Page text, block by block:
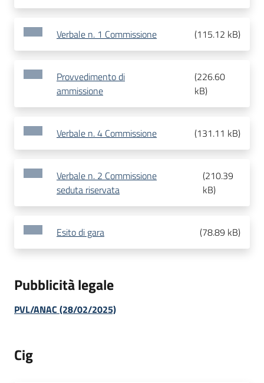
Verbale n. 1 Commissione (115.12 kB)
Provvedimento di
ammissione
(226.60
kB)
Verbale n. 4 Commissione (131.11 kB)
Verbale n. 2 Commissione
seduta riservata
(210.39
kB)
Esito di gara (78.89 kB)
Pubblicità legale
PVL/ANAC (28/02/2025)
Cig